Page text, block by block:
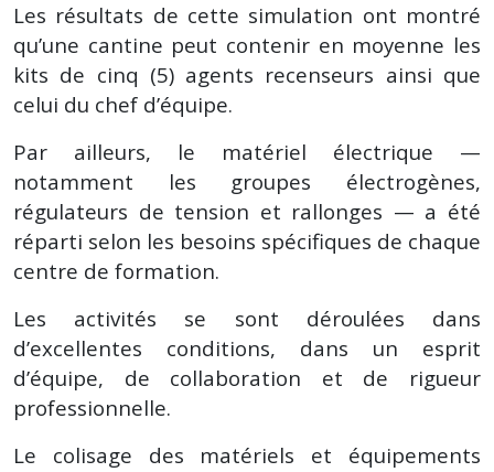
Les résultats de cette simulation ont montré
qu’une cantine peut contenir en moyenne les
kits de cinq (5) agents recenseurs ainsi que
celui du chef d’équipe.
Par ailleurs, le matériel électrique —
notamment les groupes électrogènes,
régulateurs de tension et rallonges — a été
réparti selon les besoins spécifiques de chaque
centre de formation.
Les activités se sont déroulées dans
d’excellentes conditions, dans un esprit
d’équipe, de collaboration et de rigueur
professionnelle.
Le colisage des matériels et équipements